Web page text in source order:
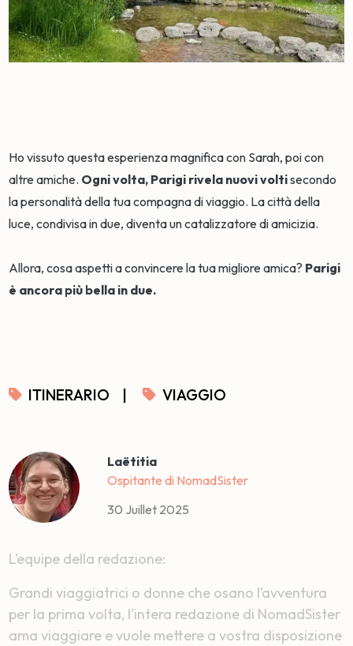
Ho vissuto questa esperienza magnifica con Sarah, poi con
altre amiche. Ogni volta, Parigi rivela nuovi voltisecondo
la personalità della tua compagna di viaggio. La città della
luce, condivisa in due, diventa un catalizzatore di amicizia.
Allora, cosa aspetti a convincere la tua migliore amica? Parigi
è ancora più bella in due.
ITINERARIO | VIAGGIO
Laëtitia
Ospitante di NomadSister
30 Juillet 2025
L’equipe della redazione:
Grandi viaggiatrici o donne che osano l’avventura
per la prima volta, l’intera redazione di NomadSister
ama viaggiare e vuole mettere a vostra disposizione